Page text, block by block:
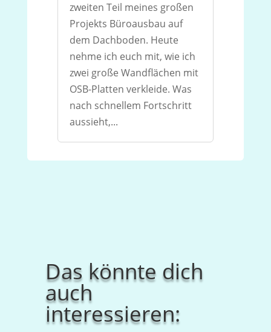
zweiten Teil meines großen
Projekts Büroausbau auf
dem Dachboden. Heute
nehme ich euch mit, wie ich
zwei große Wandflächen mit
OSB-Platten verkleide. Was
nach schnellem Fortschritt
aussieht,...
Das könnte dich
auch
interessieren: